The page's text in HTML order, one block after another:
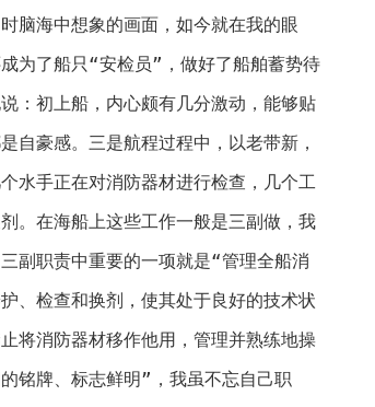
脑海中想象的画面，如今就在我的眼
为了船只“安检员”，做好了船舶蓄势待
：初上船，内心颇有几分激动，能够贴
自豪感。三是航程过程中，以老带新，
水手正在对消防器材进行检查，几个工
。在海船上这些工作一般是三副做，我
副职责中重要的一项就是“管理全船消
、检查和换剂，使其处于良好的技术状
将消防器材移作他用，管理并熟练地操
铭牌、标志鲜明”，我虽不忘自己职